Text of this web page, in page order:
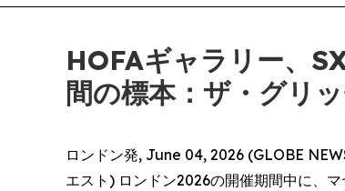
HOFAギャラリー、
間の標本：ザ・グリ
ロンドン発, June 04, 2026 (GLOBE
エスト) ロンドン2026の開催期間中に、